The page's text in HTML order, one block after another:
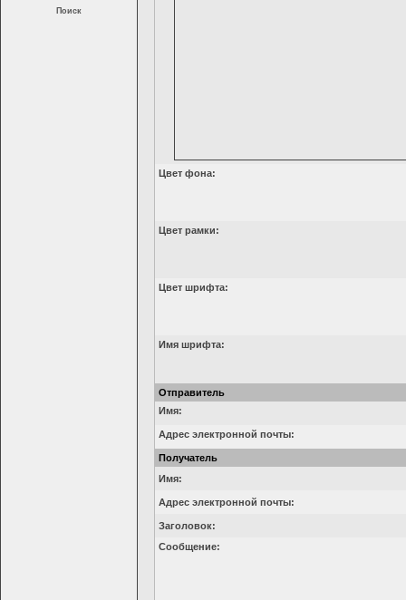
Поиск
Цвет фона:
Цвет рамки:
Цвет шрифта:
Имя шрифта:
Отправитель
Имя:
Адрес электронной почты:
Получатель
Имя:
Адрес электронной почты:
Заголовок:
Сообщение: